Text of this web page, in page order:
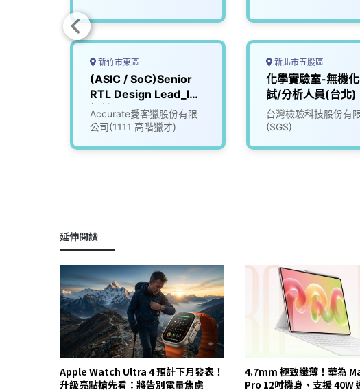
新竹市東區
(ASIC / SoC)Senior
RTL Design Lead_IC
設計公司 (3010400)
Accurate愛客獵股份有限
公司(1111 高階獵才)
新北市五股區
化學實驗室-無機化
試/分析人員(台北)
台灣檢驗科技股份有
(SGS)
延伸閱讀
Apple Watch Ultra 4 預計下月發表！
升級亮點搶先看：將告別電量焦慮
4.7mm 極致纖薄！華為
Pro 12吋機身、支援 40W